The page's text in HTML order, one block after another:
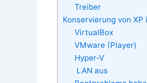
Treiber
Konservierung von
VirtualBox
VMware (Player)
Hyper-V
LAN aus